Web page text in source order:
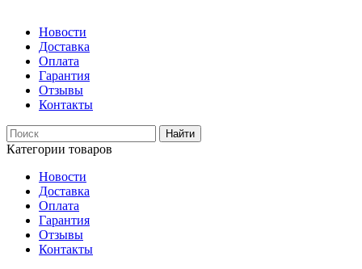
Новости
Доставка
Оплата
Гарантия
Отзывы
Контакты
Категории товаров
Новости
Доставка
Оплата
Гарантия
Отзывы
Контакты